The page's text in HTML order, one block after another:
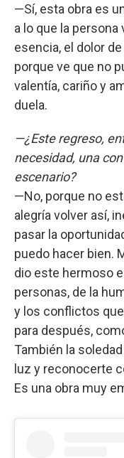
—Sí, esta obra es
a lo que la
esencia, el dolor
porque ve que no
valentía, cariño y
duela.
—¿Este regreso,
necesidad, una
escenario?
—No, porque no
alegría volver así,
pasar la
puedo hacer bien.
dio este hermoso
personas, de la
y los conflictos
para después,
También la
luz y reconocerte
Es una obra muy